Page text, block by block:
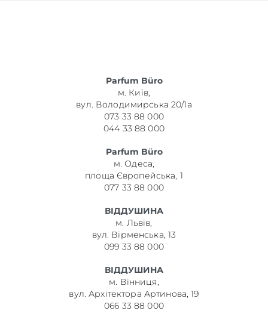
Parfum Büro
м. Київ,
вул. Володимирська 20/1а
073 33 88 000
044 33 88 000
Parfum Büro
м. Одеса,
площа Європейська, 1
077 33 88 000
ВІДДУШИНА
м. Львів,
вул. Вірменська, 13
099 33 88 000
ВІДДУШИНА
м. Вінниця,
вул. Архітектора Артинова, 19
066 33 88 000